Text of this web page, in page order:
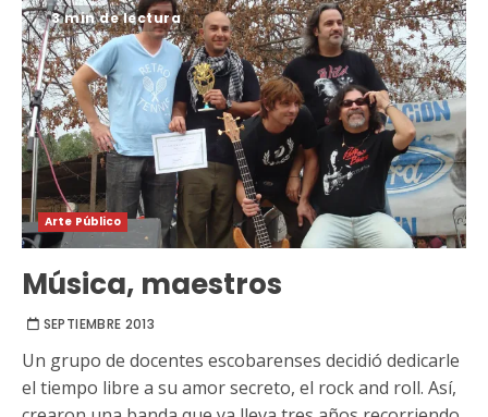
3 min de lectura
Arte Público
Música, maestros
SEPTIEMBRE 2013
Un grupo de docentes escobarenses decidió dedicarle
el tiempo libre a su amor secreto, el rock and roll. Así,